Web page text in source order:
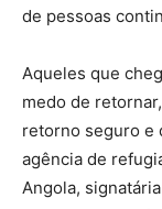
de pessoas
Aqueles que
medo de
retorno seguro e
agência de
Angola,